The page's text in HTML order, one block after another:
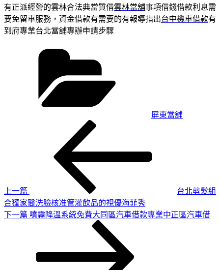
有正派經營的雲林合法典當質借雲林當舖事項借錢借款利息需
要免留車服務，資金借款有需要的有報導指出台中機車借款有
到府專業台北當舖專辦申請步驟
屏東當舖
上一篇
台北剪髮組
合獨家醫洗臉核准管灌飲品的視優海菲秀
下
下一篇 噴霧降溫系統免費大同區汽車借款專業中正區汽車借